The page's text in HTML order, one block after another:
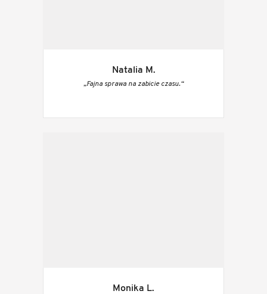
Natalia M.
„Fajna sprawa na zabicie czasu.“
Monika L.